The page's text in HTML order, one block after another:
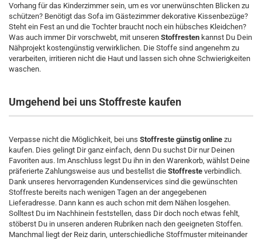
Vorhang für das Kinderzimmer sein, um es vor unerwünschten Blicken zu
schützen? Benötigt das Sofa im Gästezimmer dekorative Kissenbezüge?
Steht ein Fest an und die Tochter braucht noch ein hübsches Kleidchen?
Was auch immer Dir vorschwebt, mit unseren Stoffresten kannst Du Dein
Nähprojekt kostengünstig verwirklichen. Die Stoffe sind angenehm zu
verarbeiten, irritieren nicht die Haut und lassen sich ohne Schwierigkeiten
waschen.
Umgehend bei uns Stoffreste kaufen
Verpasse nicht die Möglichkeit, bei uns Stoffreste günstig online zu
kaufen. Dies gelingt Dir ganz einfach, denn Du suchst Dir nur Deinen
Favoriten aus. Im Anschluss legst Du ihn in den Warenkorb, wählst Deine
präferierte Zahlungsweise aus und bestellst die Stoffreste verbindlich.
Dank unseres hervorragenden Kundenservices sind die gewünschten
Stoffreste bereits nach wenigen Tagen an der angegebenen
Lieferadresse. Dann kann es auch schon mit dem Nähen losgehen.
Solltest Du im Nachhinein feststellen, dass Dir doch noch etwas fehlt,
stöberst Du in unseren anderen Rubriken nach den geeigneten Stoffen.
Manchmal liegt der Reiz darin, unterschiedliche Stoffmuster miteinander